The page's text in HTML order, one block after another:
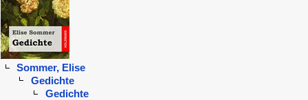
Sommer, Elise
Gedichte
Gedichte